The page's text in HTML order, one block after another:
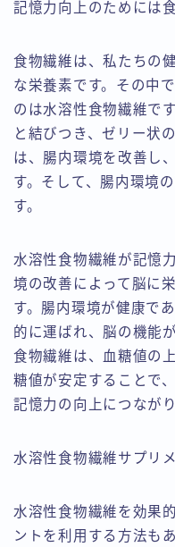
記憶力向上のためには
食物繊維は、私たちの
な栄養素です。その中
のは水溶性食物繊維で
と結びつき、ゼリー状
は、腸内環境を改善し
す。そして、腸内環境
す。
水溶性食物繊維が記憶
境の改善によって脳に
す。腸内環境が健康で
的に運ばれ、脳の機能
食物繊維は、血糖値の
糖値が安定することで
記憶力の向上につながり
水溶性食物繊維サプリ
水溶性食物繊維を効果
ントを利用する方法も